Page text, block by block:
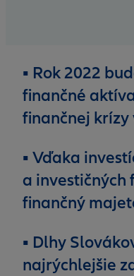
▪ Rok 2022
finančné
finančnej krízy
▪ Vďaka
a investičných
finančný
▪ Dlhy
najrýchlejšie